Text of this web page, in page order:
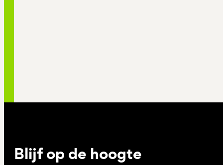
Blijf op de hoogte